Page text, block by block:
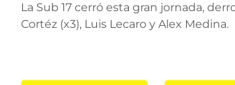
La Sub 17 cerró esta gran jornada,
Cortéz (x3), Luis Lecaro y Alex Medina.